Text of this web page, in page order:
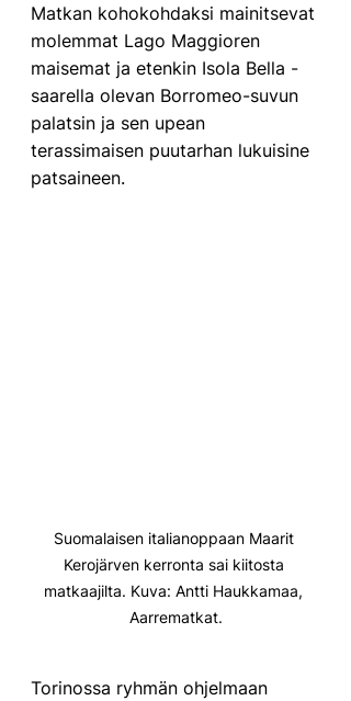
Matkan kohokohdaksi mainitsevat
molemmat Lago Maggioren
maisemat ja etenkin Isola Bella -
saarella olevan Borromeo-suvun
palatsin ja sen upean
terassimaisen puutarhan lukuisine
patsaineen.
Suomalaisen italianoppaan Maarit
Kerojärven kerronta sai kiitosta
matkaajilta. Kuva: Antti Haukkamaa,
Aarrematkat.
Torinossa ryhmän ohjelmaan